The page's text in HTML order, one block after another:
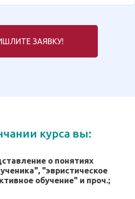
ЗАЯВКУ!
курса вы:
о понятиях
"эвристическое
обучение" и проч.;